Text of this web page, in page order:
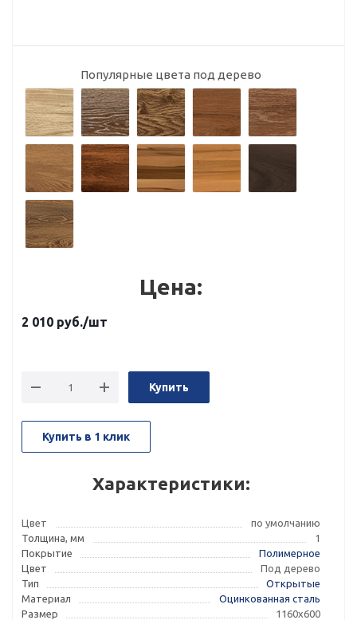
Популярные цвета под дерево
Цена:
2 010 руб./шт
Купить
Купить в 1 клик
Характеристики:
Цвет
по умолчанию
Толщина, мм
1
Покрытие
Полимерное
Цвет
Под дерево
Тип
Открытые
Материал
Оцинкованная сталь
Размер
1160х600